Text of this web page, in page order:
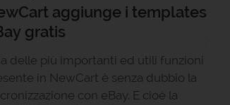
aggiunge i templates
gratis
delle più importanti ed utili funzioni
in NewCart è senza dubbio la
con eBay. E cioè la